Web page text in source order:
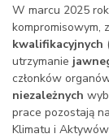
W marcu 2025
kompromisowym,
kwalifikacyjnych
utrzymanie
członków
niezależnych
prace pozostają
Klimatu i